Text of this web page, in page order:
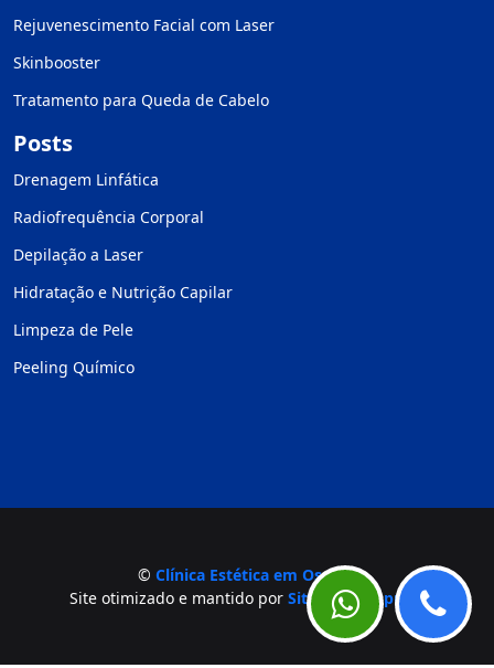
Rejuvenescimento Facial com Laser
Skinbooster
Tratamento para Queda de Cabelo
Posts
Drenagem Linfática
Radiofrequência Corporal
Depilação a Laser
Hidratação e Nutrição Capilar
Limpeza de Pele
Peeling Químico
© Clínica Estética em Osasco
Site otimizado e mantido por Site para Empresa